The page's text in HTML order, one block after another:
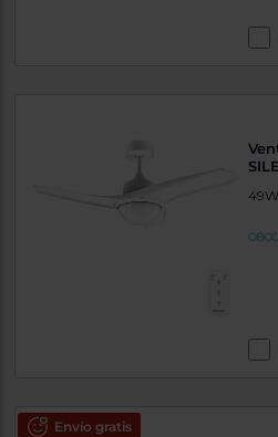
Envío gratis